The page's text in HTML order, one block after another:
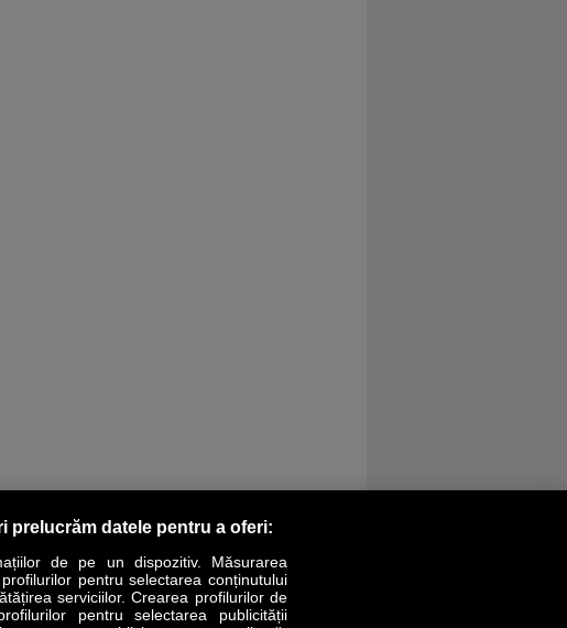
CEO LIFESTYLE SPECIAL OPINII
prelucrăm datele pentru a oferi:
de pe un dispozitiv. Măsurarea
pentru selectarea conținutului
serviciilor. Crearea profilurilor de
pentru selectarea publicității